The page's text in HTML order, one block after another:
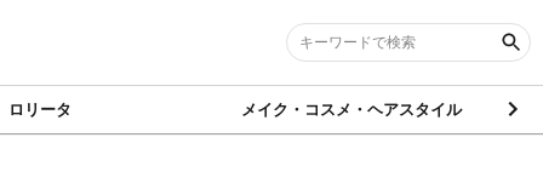
ロリータ メイク・コスメ・ヘアスタイル